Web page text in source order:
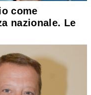
come
nazionale. Le